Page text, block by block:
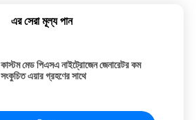
এর সেরা মূল্য পান
কাস্টম মেড পিএসএ নাইট্রোজেন জেনারেটর কম
সংকুচিত এয়ার গ্রহণের সাথে